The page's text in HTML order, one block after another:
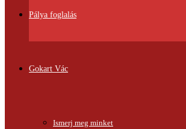
Pálya foglalás
Gokart Vác
Ismerj meg minket